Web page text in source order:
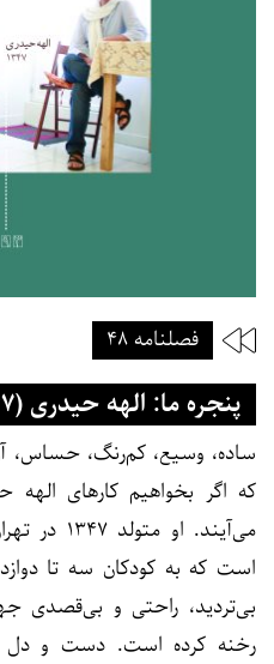
فصلنامه ۴۸
پنجره ما: الهه حیدری (۱۳۴۷)
ساده، وسیع، کم‌رنگ، حساس،
که اگر بخواهیم کارهای
می‌آیند.
است که به کودکان سه تا
بی‌تردید، راحتی و بی‌قصدی
رخنه کرده است. دست و دل